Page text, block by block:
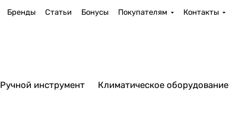
Бренды Статьи Бонусы Покупателям Контакты
Ручной инструмент Климатическое оборудование